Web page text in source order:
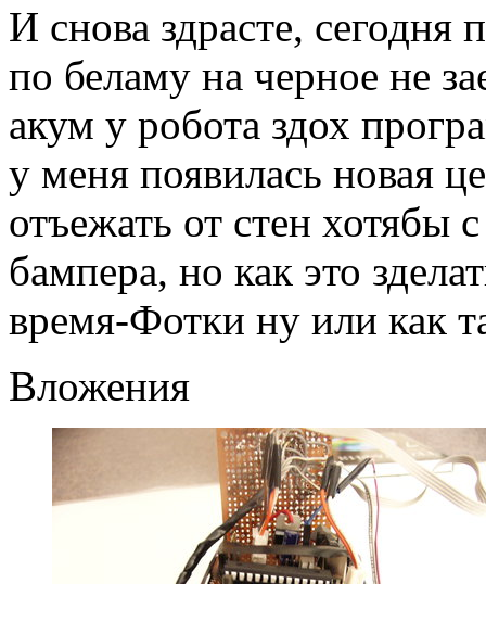
И снова здрасте, сегодня
по беламу на черное не
акум у робота здох
у меня появилась новая
отъежать от стен хотябы
бампера, но как это
время-Фотки ну или как
Вложения